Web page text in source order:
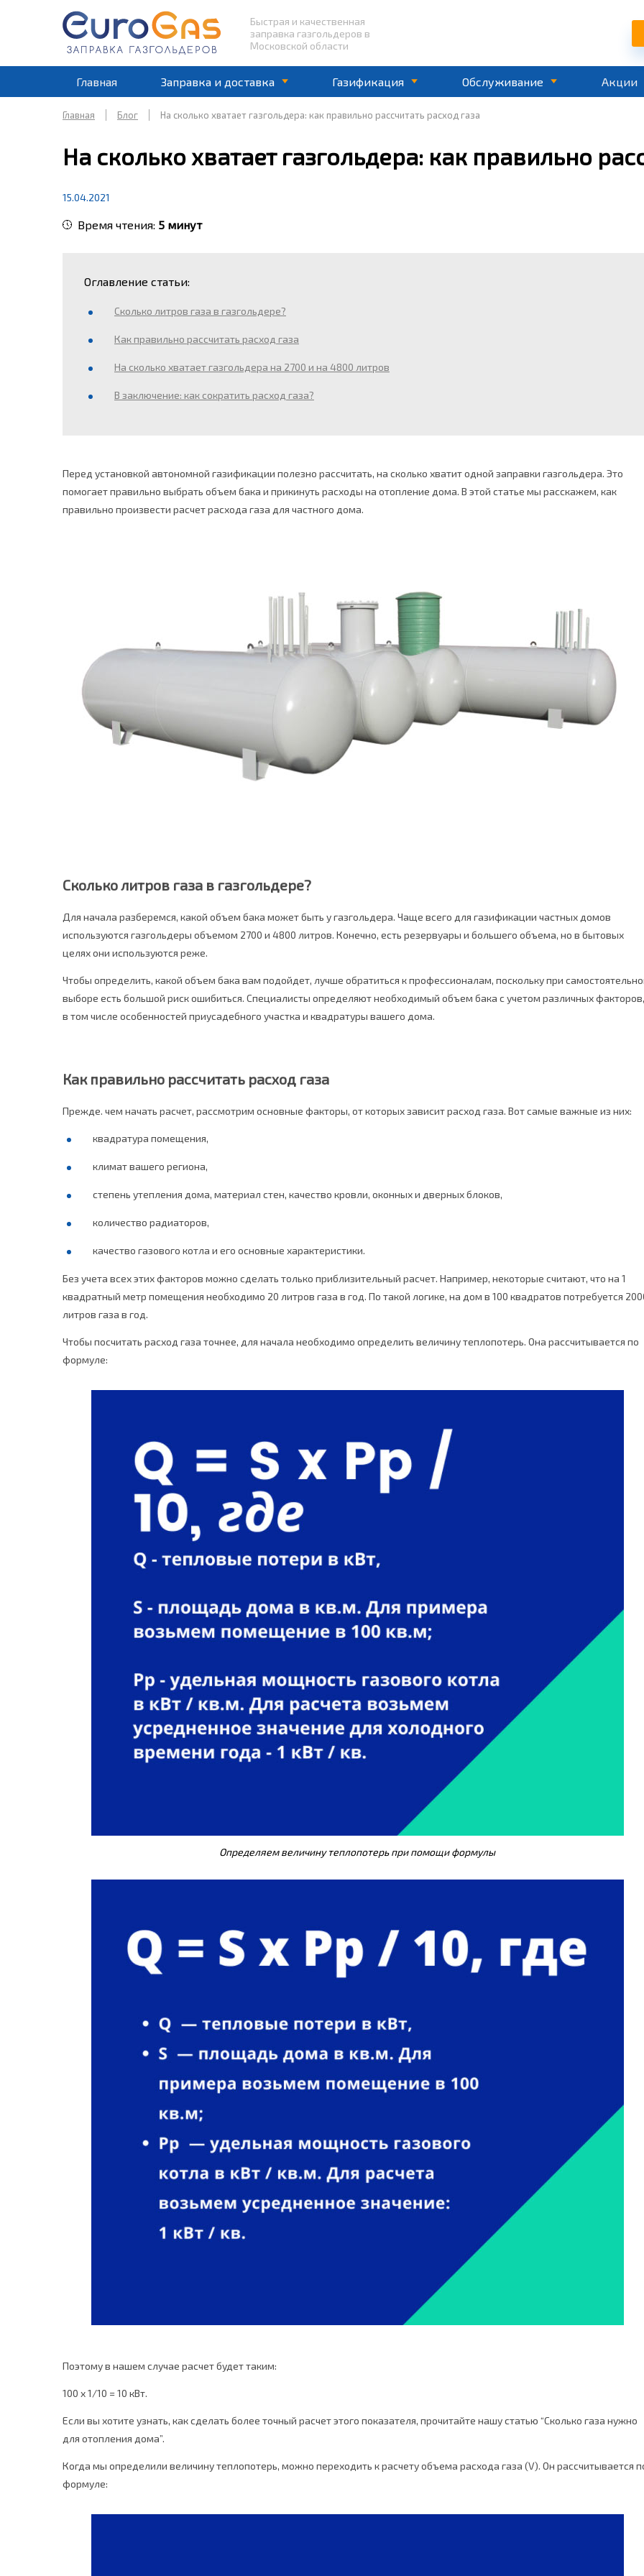
Быстрая и качественная
заправка газгольдеров в
Московской области
Главная Заправка и доставка Газификация Обслуживание Акции
Главная Блог На сколько хватает газгольдера: как правильно рассчитать расход газа
На сколько хватает газгольдера: как правильно
15.04.2021
Время чтения: 5 минут
Оглавление статьи:
Сколько литров газа в газгольдере?
Как правильно рассчитать расход газа
На сколько хватает газгольдера на 2700 и на 4800 литров
В заключение: как сократить расход газа?
Перед установкой автономной газификации полезно рассчитать, на сколько хватит одной заправки газгольдера. Это
помогает правильно выбрать объем бака и прикинуть расходы на отопление дома. В этой статье мы расскажем, как
правильно произвести расчет расхода газа для частного дома.
Сколько литров газа в газгольдере?
Для начала разберемся, какой объем бака может быть у газгольдера. Чаще всего для газификации частных домов
используются газгольдеры объемом 2700 и 4800 литров. Конечно, есть резервуары и большего объема, но в бытовых
целях они используются реже.
Чтобы определить, какой объем бака вам подойдет, лучше обратиться к профессионалам, поскольку при
выборе есть большой риск ошибиться. Специалисты определяют необходимый объем бака с учетом различных факторов,
в том числе особенностей приусадебного участка и квадратуры вашего дома.
Как правильно рассчитать расход газа
Прежде. чем начать расчет, рассмотрим основные факторы, от которых зависит расход газа. Вот самые важные из них:
квадратура помещения,
климат вашего региона,
степень утепления дома, материал стен, качество кровли, оконных и дверных блоков,
количество радиаторов,
качество газового котла и его основные характеристики.
Без учета всех этих факторов можно сделать только приблизительный расчет. Например, некоторые считают, что на 1
квадратный метр помещения необходимо 20 литров газа в год. По такой логике, на дом в 100 квадратов потребуется
литров газа в год.
Чтобы посчитать расход газа точнее, для начала необходимо определить величину теплопотерь. Она рассчитывается по
формуле:
Определяем величину теплопотерь при помощи формулы
Поэтому в нашем случае расчет будет таким:
100 x 1/10 = 10 кВт.
Если вы хотите узнать, как сделать более точный расчет этого показателя, прочитайте нашу статью “Сколько газа нужно
для отопления дома”.
Когда мы определили величину теплопотерь, можно переходить к расчету объема расхода газа (V). Он рассчитывается
формуле: